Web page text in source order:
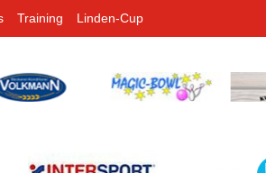
Training Linden-Cup